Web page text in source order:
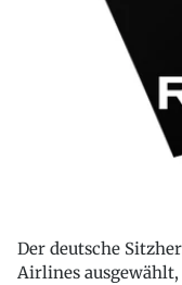
Der deutsche
Airlines